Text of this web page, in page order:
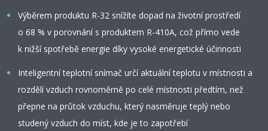
Výběrem produktu R-32 snížíte dopad na životní prostředí
o 68 % v porovnání s produktem R-410A, což přímo vede
k nižší spotřebě energie díky vysoké energetické účinnosti
Inteligentní teplotní snímač určí aktuální teplotu v místnosti a
rozdělí vzduch rovnoměrně po celé místnosti předtím, než
přepne na průtok vzduchu, který nasměruje teplý nebo
studený vzduch do míst, kde je to zapotřebí